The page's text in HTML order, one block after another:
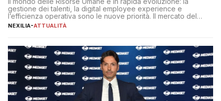
gestione dei talenti, la digital employee experience e
l’efficienza operativa sono le nuove priorità. Il mercato del
lavoro, d’altra parte, è sempre più competitivo con una lotta
NEXILIA-ATTUALITÀ